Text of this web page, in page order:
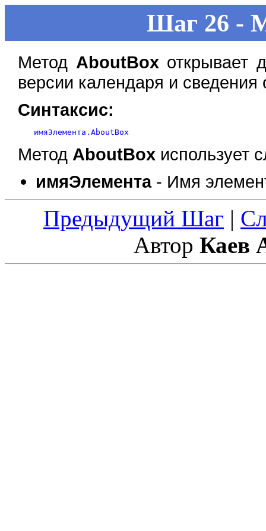
Шаг 26 -
Метод AboutBoxоткрывает
версии календаря и сведения
Синтаксис:
Метод AboutBox использует
имяЭлемента- Имя
Предыдущий Шаг |
Автор Каев